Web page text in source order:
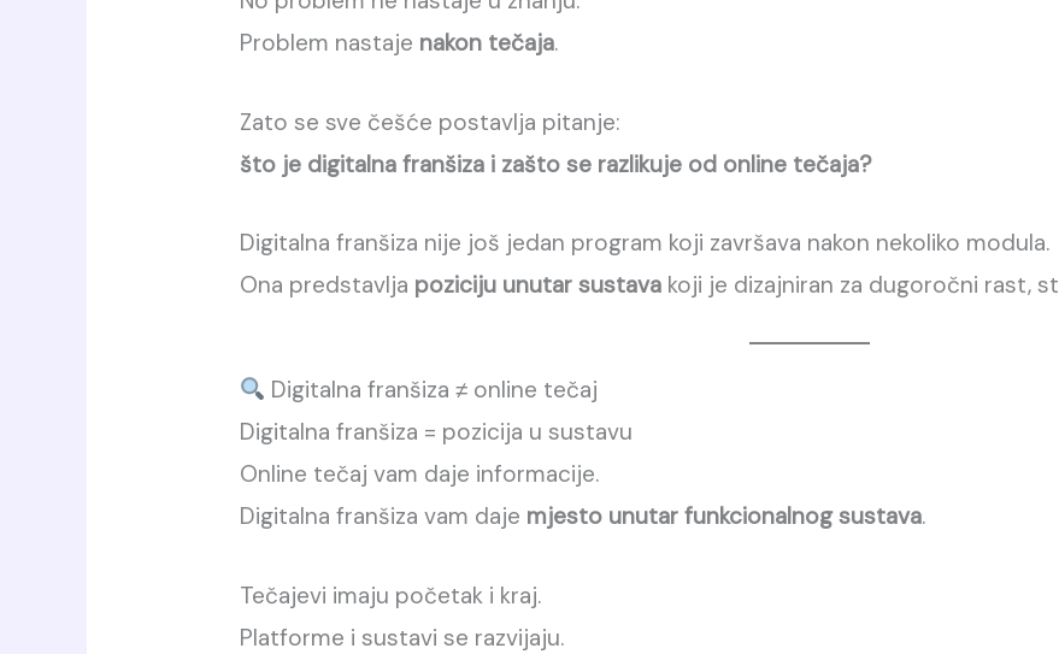
Problem nastaje nakon tečaja.
Zato se sve češće postavlja pitanje:
što je digitalna franšiza i zašto se razlikuje od online tečaja?
Digitalna franšiza nije još jedan program koji završava nakon nekoliko modula.
Ona predstavlja poziciju unutar sustavakoji je dizajniran za dugoročni rast,
Digitalna franšiza ≠ online tečaj
Digitalna franšiza = pozicija u sustavu
Online tečaj vam daje informacije.
Digitalna franšiza vam daje mjesto unutar funkcionalnog sustava.
Tečajevi imaju početak i kraj.
Platforme i sustavi se razvijaju.